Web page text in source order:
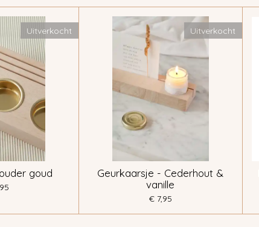
Uitverkocht
goud
Uitverkocht
Geurkaarsje - Cederhout &
vanille
€ 7,95